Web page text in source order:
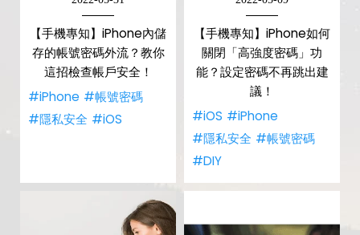
【手機專知】iPhone內儲
存的帳號密碼外流？教你
這招檢查帳戶安全！
#iPhone #帳號密碼
#隱私安全 #iOS
【手機專知】iPhone如何
關閉「高強度密碼」功
能？設定密碼不再跳出建
議！
#iOS #iPhone
#隱私安全 #帳號密碼
#DIY